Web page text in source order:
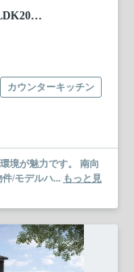
【春日井市月見町Ⅱ 2号棟】小学校4分/LDK20帖超
カウンターキッチン
境が魅力です。 南向
/モデルハ... もっと見